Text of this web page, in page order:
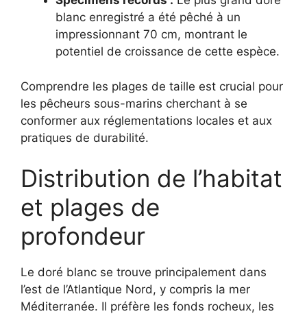
blanc enregistré a été pêché à un
impressionnant 70 cm, montrant le
potentiel de croissance de cette espèce.
Comprendre les plages de taille est crucial pour
les pêcheurs sous-marins cherchant à se
conformer aux réglementations locales et aux
pratiques de durabilité.
Distribution de l’habitat
et plages de
profondeur
Le doré blanc se trouve principalement dans
l’est de l’Atlantique Nord, y compris la mer
Méditerranée. Il préfère les fonds rocheux, les